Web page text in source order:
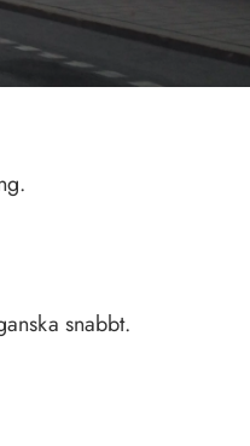
snabbt.